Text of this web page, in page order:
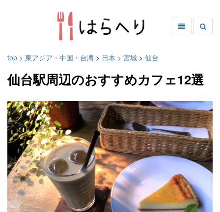
top > 東アジア・中国・台湾 > 日本 > 宮城 > 仙台
仙台駅周辺のおすすめカフェ12選